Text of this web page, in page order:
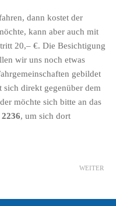
dann kostet der
kann aber auch mit
20,– €. Die Besichtigung
wir uns noch etwas
gebildet
direkt gegenüber dem
möchte sich bitte an das
, um sich dort
WEITER